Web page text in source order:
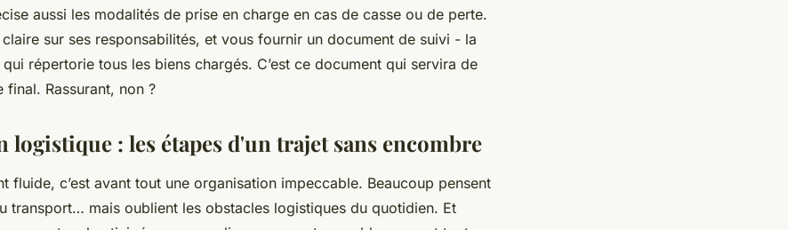
aussi les modalités de prise en charge en cas de casse ou de perte.
claire sur ses responsabilités, et vous fournir un document de suivi - la
répertorie tous les biens chargés. C’est ce document qui servira de
final. Rassurant, non ?
logistique : les étapes d'un trajet sans encombre
fluide, c’est avant tout une organisation impeccable. Beaucoup pensent
transport… mais oublient les obstacles logistiques du quotidien. Et